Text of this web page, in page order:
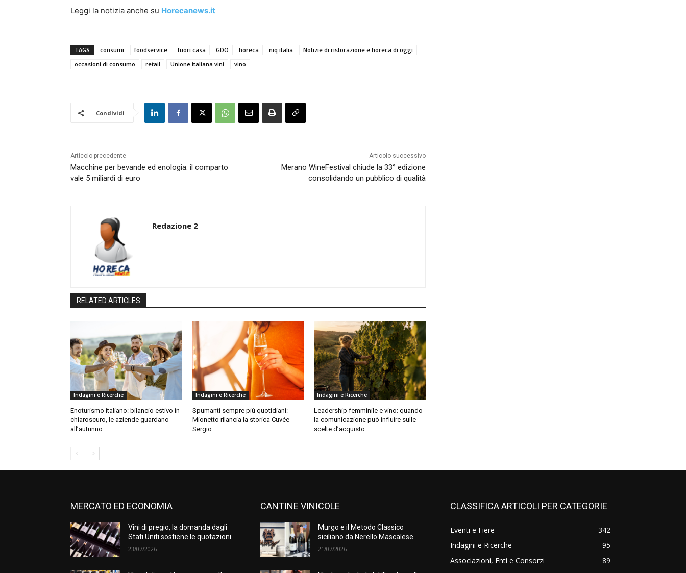
Leggi la notizia anche su Horecanews.it
TAGS consumi foodservice fuori casa GDO horeca niq italia
Notizie di ristorazione e horeca di oggi
occasioni di consumo
retail Unione italiana vini vino
Condividi
Articolo precedente
Macchine per bevande ed enologia: il comparto
vale 5 miliardi di euro
Articolo successivo
Merano WineFestival chiude la 33° edizione
consolidando un pubblico di qualità
Redazione 2
RELATED ARTICLES
Indagini e Ricerche
Enoturismo italiano: bilancio estivo in
chiaroscuro, le aziende guardano
all’autunno
Indagini e Ricerche
Spumanti sempre più quotidiani:
Mionetto rilancia la storica Cuvée
Sergio
Indagini e Ricerche
Leadership femminile e vino: quando
la comunicazione può influire sulle
scelte d’acquisto
MERCATO ED ECONOMIA
Vini di pregio, la domanda dagli
Stati Uniti sostiene le quotazioni
23/07/2026
CANTINE VINICOLE
Murgo e il Metodo Classico
siciliano da Nerello Mascalese
21/07/2026
CLASSIFICA ARTICOLI PER CATEGORIE
Eventi e Fiere
342
Indagini e Ricerche
95
Associazioni, Enti e Consorzi
89